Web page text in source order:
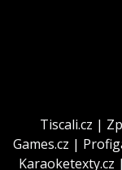
Tiscali.cz |
Games.cz |
Karaoketexty.cz |